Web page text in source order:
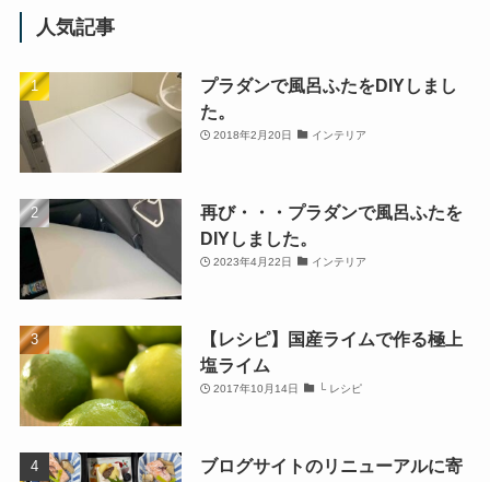
人気記事
プラダンで風呂ふたをDIYしまし
た。
2018年2月20日 インテリア
再び・・・プラダンで風呂ふたを
DIYしました。
2023年4月22日 インテリア
【レシピ】国産ライムで作る極上
塩ライム
2017年10月14日 └ レシピ
ブログサイトのリニューアルに寄